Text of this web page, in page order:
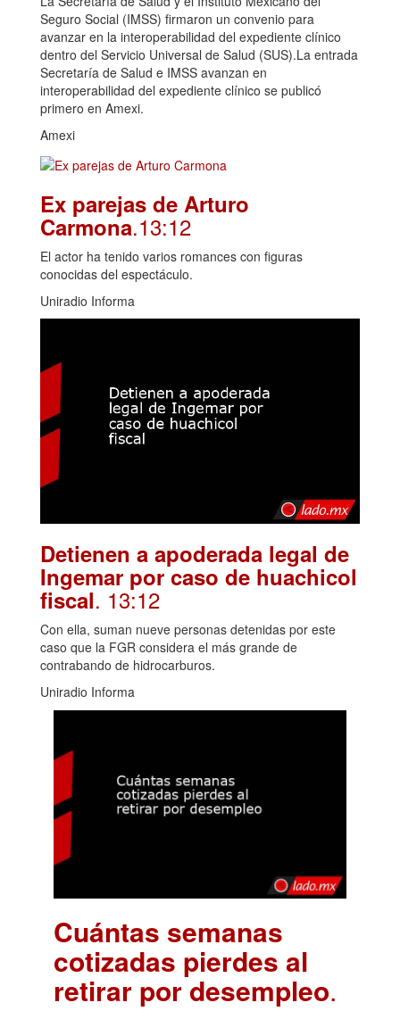
Seguro Social (IMSS) firmaron un convenio para
avanzar en la interoperabilidad del expediente clínico
dentro del Servicio Universal de Salud (SUS).La entrada
Secretaría de Salud e IMSS avanzan en
interoperabilidad del expediente clínico se publicó
primero en Amexi.
Amexi
Ex parejas de Arturo
Carmona.13:12
El actor ha tenido varios romances con figuras
conocidas del espectáculo.
Uniradio Informa
Detienen a apoderada legal de
Ingemar por caso de huachicol
fiscal. 13:12
Con ella, suman nueve personas detenidas por este
caso que la FGR considera el más grande de
contrabando de hidrocarburos.
Uniradio Informa
Cuántas semanas
cotizadas pierdes al
retirar por desempleo.